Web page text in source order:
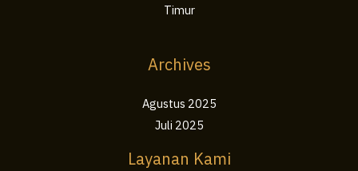
Timur
Archives
Agustus 2025
Juli 2025
Layanan Kami